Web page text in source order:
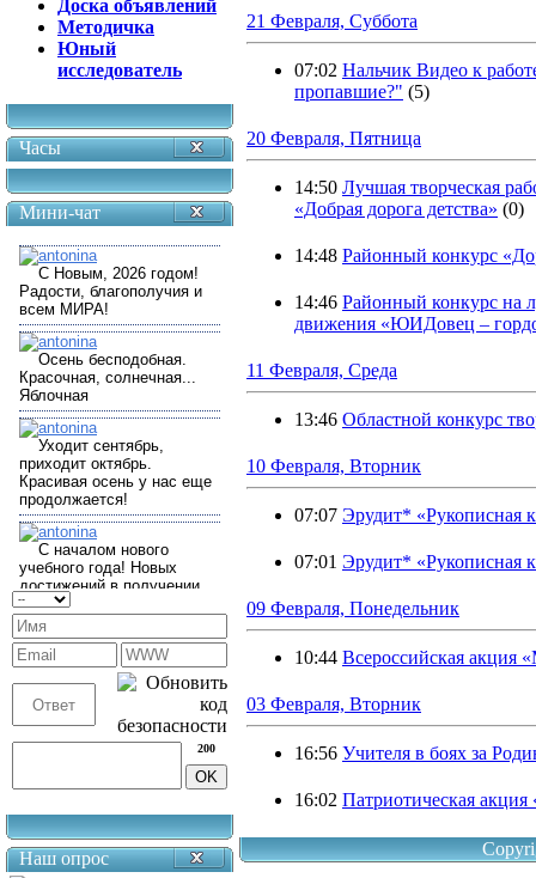
Доска объявлений
Методичка
Юный
исследователь
Часы
Мини-чат
200
Наш опрос
21 Февраля, Суббота
07:02 Нальчик Видео к
пропавшие?" (5)
20 Февраля, Пятница
14:50 Лучшая творческая
«Добрая дорога детства» (0)
14:48 Районный конкурс
14:46 Районный конкурс на
движения «ЮИДовец –
11 Февраля, Среда
13:46 Областной конкурс
10 Февраля, Вторник
07:07 Эрудит* «Рукописная
07:01 Эрудит* «Рукописная
09 Февраля, Понедельник
10:44 Всероссийская акция
03 Февраля, Вторник
16:56 Учителя в боях за
16:02 Патриотическая